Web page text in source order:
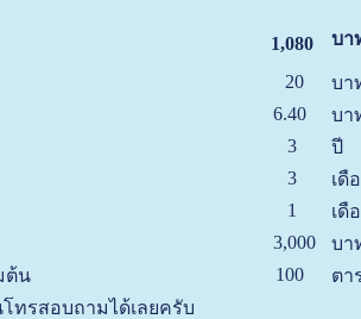
1,080 บา
20
บา
6.40
บา
3
ปี
3
เดื
1
เดื
3,000
บา
ต้น
100
ตา
ทรสอบถามได้เลยครับ